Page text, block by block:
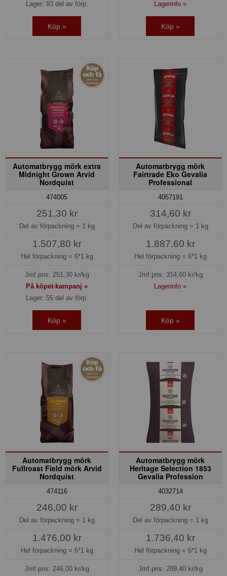
Lager: 93 del av förp.
Köp »
Lagerinfo »
Köp »
Automatbrygg mörk extra
Midnight Grown Arvid
Nordquist
474005
251,30 kr
Del av förpackning = 1 kg
1.507,80 kr
Hel förpackning = 6*1 kg
Jmf.pris: 251,30kr/kg
På köpet-kampanj »
Lager: 55 del av förp.
Köp »
Automatbrygg mörk
Fairtrade Eko Gevalia
Professional
4057191
314,60 kr
Del av förpackning = 1 kg
1.887,60 kr
Hel förpackning = 6*1 kg
Jmf.pris: 314,60kr/kg
Lagerinfo »
Köp »
Automatbrygg mörk
Fullroast Field mörk Arvid
Nordquist
474116
246,00 kr
Del av förpackning = 1 kg
1.476,00 kr
Hel förpackning = 6*1 kg
Jmf.pris: 246,00kr/kg
Automatbrygg mörk
Heritage Selection 1853
Gevalia Profession
4032714
289,40 kr
Del av förpackning = 1 kg
1.736,40 kr
Hel förpackning = 6*1 kg
Jmf.pris: 289,40kr/kg